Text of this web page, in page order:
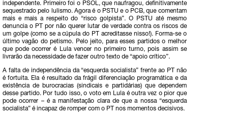
independente. Primeiro foi o PSOL, que naufragou, definitivamente
sequestrado pelo lulismo. Agora é o PSTU e o PCB, que comentam
mais e mais a respeito do “risco golpista”. O PSTU até mesmo
denuncia o PT por não querer lutar de verdade contra os riscos de
um golpe (como se a cúpula do PT acreditasse nisso!). Forma-se o
último vagão do petismo. Pelo jeito, para esses partidos o melhor
que pode ocorrer é Lula vencer no primeiro turno, pois assim se
livrarão da necessidade de fazer outro texto de “apoio crítico”.
A falta de independência da “esquerda socialista” frente ao PT não
é fortuita. Ela é resultado da frágil diferenciação programática e da
existência de burocracias (sindicais e partidárias) que dependem
desse partido. Por tudo isso, o voto em Lula é outra vez o pior que
pode ocorrer – é a manifestação clara de que a nossa “esquerda
socialista” é incapaz de romper com o PT nos momentos decisivos.